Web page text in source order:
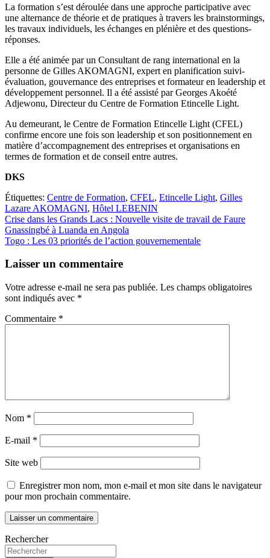
La formation s’est déroulée dans une approche participative avec
une alternance de théorie et de pratiques à travers les brainstormings,
les travaux individuels, les échanges en plénière et des questions-
réponses.
Elle a été animée par un Consultant de rang international en la
personne de Gilles AKOMAGNI, expert en planification suivi-
évaluation, gouvernance des entreprises et formateur en leadership et
développement personnel. Il a été assisté par Georges Akoété
Adjewonu, Directeur du Centre de Formation Etincelle Light.
Au demeurant, le Centre de Formation Etincelle Light (CFEL)
confirme encore une fois son leadership et son positionnement en
matière d’accompagnement des entreprises et organisations en
termes de formation et de conseil entre autres.
DKS
Étiquettes: Centre de Formation, CFEL, Etincelle Light, Gilles
Lazare AKOMAGNI, Hôtel LEBENIN
Navigation
de
Crise dans les Grands Lacs : Nouvelle visite de travail de Faure
Gnassingbé à Luanda en Angola
Togo : Les 03 priorités de l’action gouvernementale
Laisser un commentaire
Votre adresse e-mail ne sera pas publiée. Les champs obligatoires
sont indiqués avec *
Commentaire *
Nom *
E-mail *
Site web
Enregistrer mon nom, mon e-mail et mon site dans le navigateur
pour mon prochain commentaire.
Rechercher